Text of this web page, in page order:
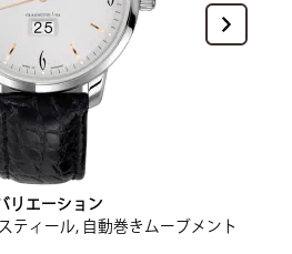
リエーション
ティール, 自動巻きムーブメント